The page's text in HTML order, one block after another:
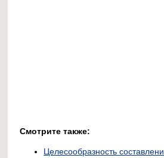
Смотрите также:
Целесообразность